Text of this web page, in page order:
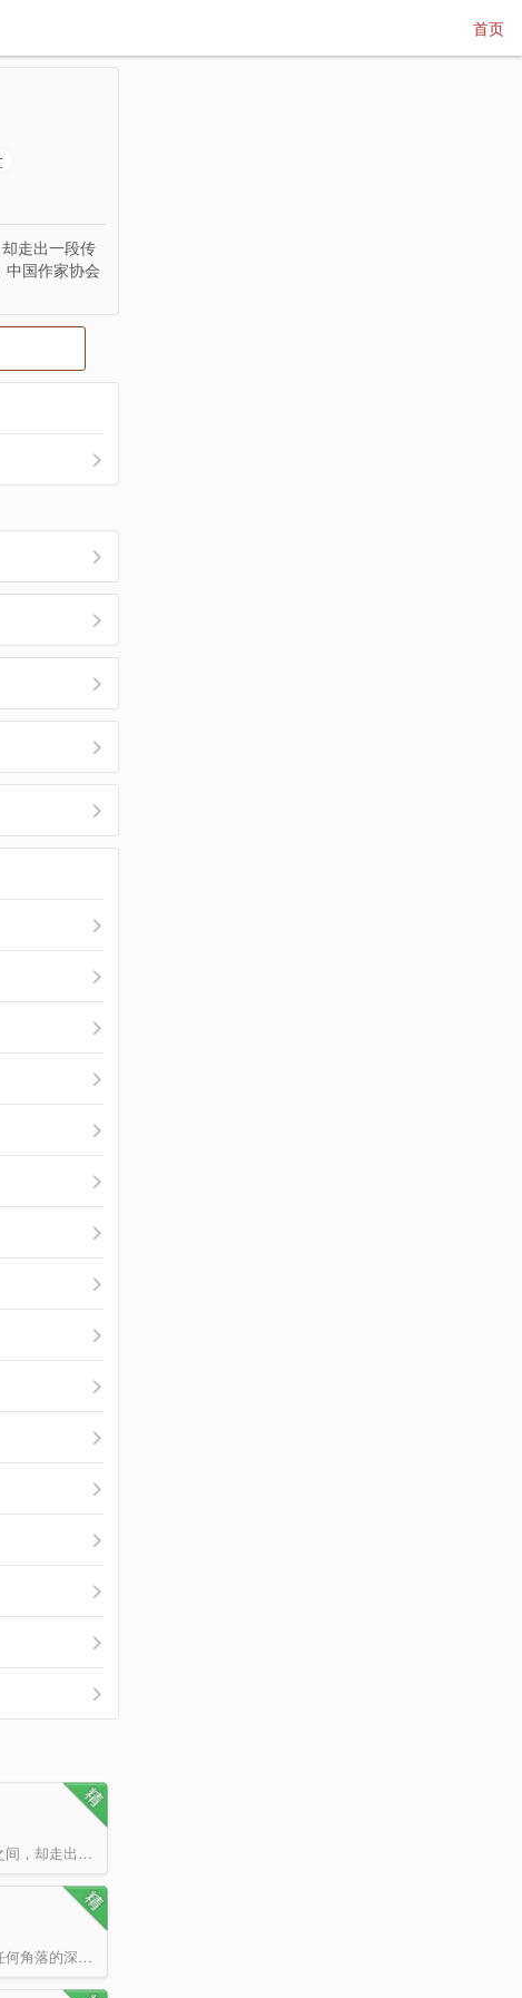
首页
走出一段传
中国作家协会
千夜自困苦中崛起，在背叛中坠落。自此一个人，一把枪，行在永夜与黎明之间，却走出一段传奇。若永夜注定是…
楚君归，本是盛唐王朝以禁法培育的绝秘实验体，试图创造出能够征战星海任何角落的深空战士。然而在一次意外…